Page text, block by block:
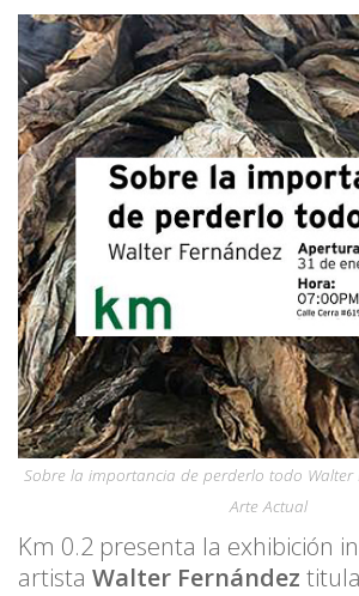
Sobre la importancia de perderlo todo
Arte Actual
Km 0.2 presenta la exhibición
artista Walter Fernández